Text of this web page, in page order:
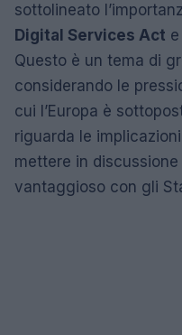
sottolineato
Digital Services Act e
Questo è un tema di
considerando le
cui l’Europa è
riguarda le implicazioni
mettere in
vantaggioso con gli